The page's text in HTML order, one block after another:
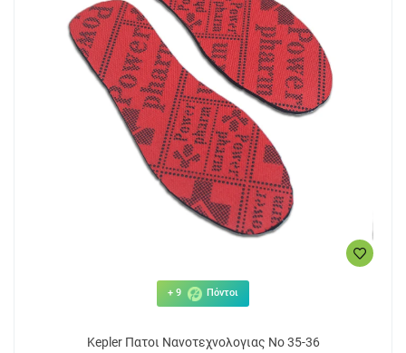
+ 9 Πόντοι
Kepler Πατοι Νανοτεχνολογιας Νο 35-36